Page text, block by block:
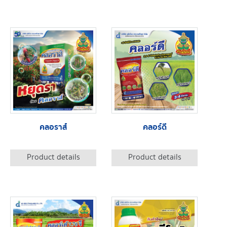
คลอราส์
Product details
คลอร์ดี
Product details